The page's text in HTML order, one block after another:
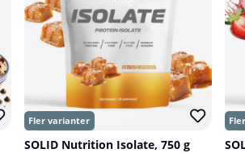
SOLID Nutrition Isolate, 750 g